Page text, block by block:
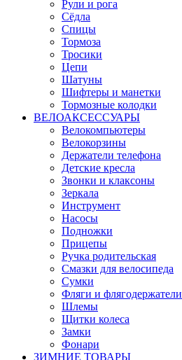
Рули и рога
Сёдла
Спицы
Тормоза
Тросики
Цепи
Шатуны
Шифтеры и манетки
Тормозные колодки
ВЕЛОАКСЕССУАРЫ
Велокомпьютеры
Велокорзины
Держатели телефона
Детские кресла
Звонки и клаксоны
Зеркала
Инструмент
Насосы
Подножки
Прицепы
Ручка родительская
Смазки для велосипеда
Сумки
Фляги и флягодержатели
Шлемы
Щитки колеса
Замки
Фонари
ЗИМНИЕ ТОВАРЫ